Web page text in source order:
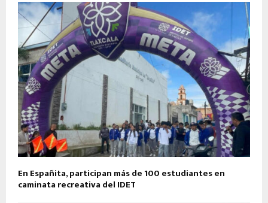
En Españita, participan más de 100 estudiantes en
caminata recreativa del IDET